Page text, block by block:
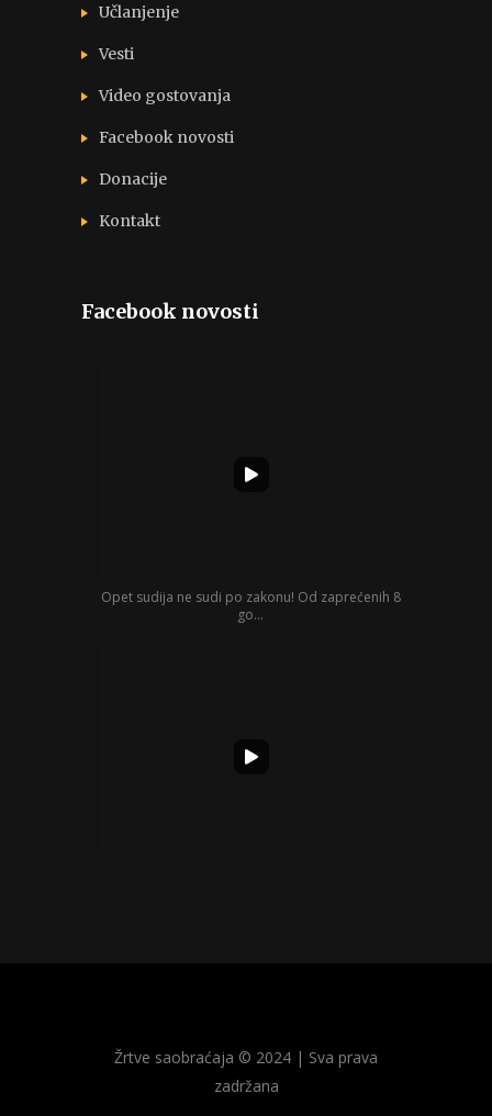
Učlanjenje
Vesti
Video gostovanja
Facebook novosti
Donacije
Kontakt
Facebook novosti
Opet sudija ne sudi po zakonu! Od zaprećenih 8
go...
Žrtve saobraćaja © 2024 | Sva prava
zadržana